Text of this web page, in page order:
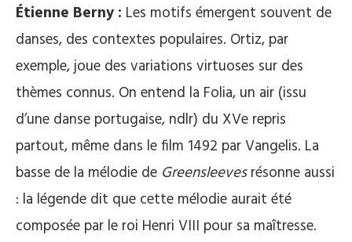
Étienne Berny : Les motifs émergent souvent de
danses, des contextes populaires. Ortiz, par
exemple, joue des variations virtuoses sur des
thèmes connus. On entend la Folia, un air (issu
d’une danse portugaise, ndlr) du XVe repris
partout, même dans le film 1492 par Vangelis. La
basse de la mélodie de Greensleevesrésonne aussi
: la légende dit que cette mélodie aurait été
composée par le roi Henri VIII pour sa maîtresse.